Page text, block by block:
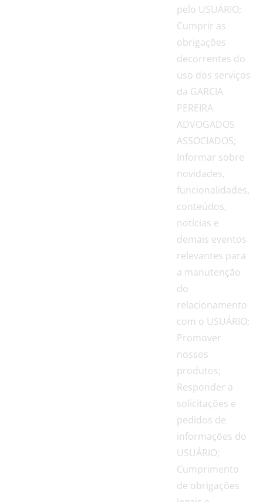
pelo USUÁRIO;
Cumprir as
obrigações
decorrentes do
uso dos serviços
da GARCIA
PEREIRA
ADVOGADOS
ASSOCIADOS;
Informar sobre
novidades,
funcionalidades,
conteúdos,
notícias e
demais eventos
relevantes para
a manutenção
do
relacionamento
com o USUÁRIO;
Promover
nossos
produtos;
Responder a
solicitações e
pedidos de
informações do
USUÁRIO;
Cumprimento
de obrigações